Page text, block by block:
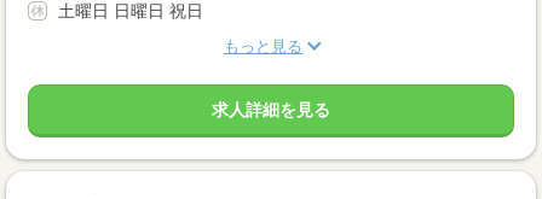
土曜日 日曜日 祝日
もっと見る
求人詳細を見る